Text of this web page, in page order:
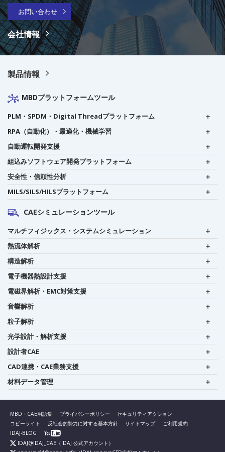
お問い合わせ
会社情報
製品情報
MBDプラットフォームツール
PLM・SPDM・Digital Threadプラットフォーム
RPA（自動化）・最適化・機械学習
自動運転開発支援
組込みソフトウェア開発プラットフォーム
安全性・信頼性分析
MILS/SILS/HILSプラットフォーム
CAEシミュレーションツール
マルチフィジックス・システムシミュレーション
熱流体解析
構造解析
電子機器熱設計支援
電磁界解析・EMC対策支援
音響解析
粒子解析
光学設計・解析支援
設計者CAE
CAD連携・CAE業務支援
材料データ管理
MBD・CAE用語集 プライバシーポリシー
セキュリティアクション
コピーライト
反社会的勢力に対する基本方針 サイトマップ
ご利用規約
IDAJ-BLOG
IDAJ@IDAJ_CAE （IDAJ 公式アカウント）